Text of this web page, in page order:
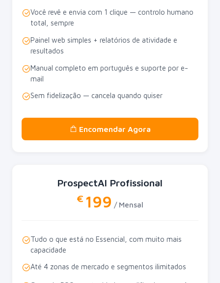
Você revê e envia com 1 clique — controlo humano
total, sempre
Painel web simples + relatórios de atividade e
resultados
Manual completo em português e suporte por e-
mail
Sem fidelização — cancela quando quiser
Encomendar Agora
ProspectAI Profissional
€ 199 / Mensal
Tudo o que está no Essencial, com muito mais
capacidade
Até 4 zonas de mercado e segmentos ilimitados